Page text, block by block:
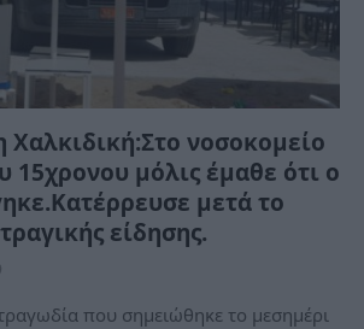
Χαλκιδική:Στο νοσοκομείο
15χρονου μόλις έμαθε ότι ο
μετά το
είδησης.
που σημειώθηκε το μεσημέρι